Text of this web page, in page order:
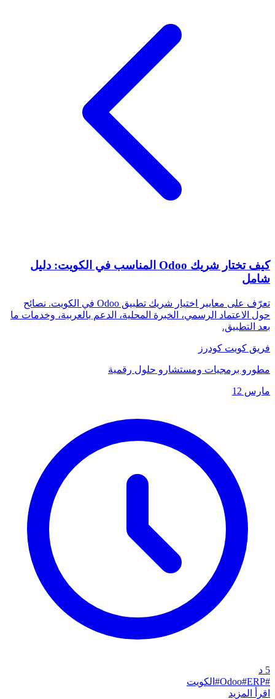
كيف تختار شريك Odoo المناسب في الكويت: دليل
شامل
تعرّف على معايير اختيار شريك تطبيق Odoo في الكويت. نصائح
حول الاعتماد الرسمي، الخبرة المحلية، الدعم بالعربية، وخدمات ما
بعد التطبيق.
فريق كويت كودرز
مطورو برمجيات ومستشارو حلول رقمية
مارس 12
5 د
#
Odoo#ERP
# الكويت
اقرأ المزيد